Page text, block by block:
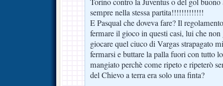
Torino contro la Juventus o del gol
sempre nella stessa partita!!!!!!!!!!!!!
E Pasqual che doveva fare? Il
fermare il gioco in questi casi, lui che
giocare quel ciuco di Vargas strapagato
fermarsi e buttare la palla fuori con tutto
mangiato perchè come ripeto e ripeterò
del Chievo a terra era solo una finta?